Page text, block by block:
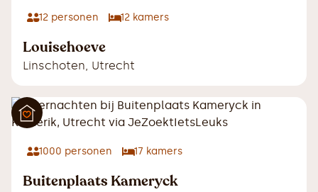
12 personen 12 kamers
Louisehoeve
Linschoten, Utrecht
1000 personen 17 kamers
Buitenplaats Kameryck